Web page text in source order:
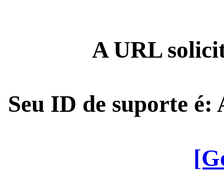
A URL
Seu ID de suporte é: